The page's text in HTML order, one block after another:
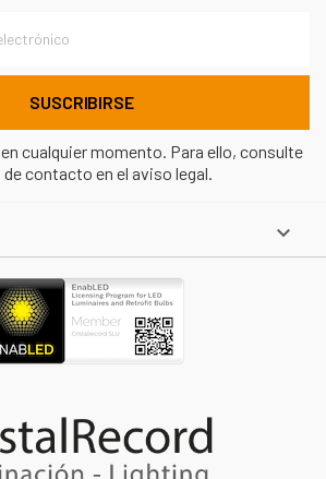
cualquier momento. Para ello, consulte
contacto en el aviso legal.
